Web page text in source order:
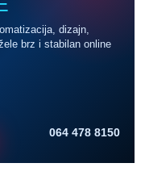
dizajn,
brz i stabilan online
064 478 8150